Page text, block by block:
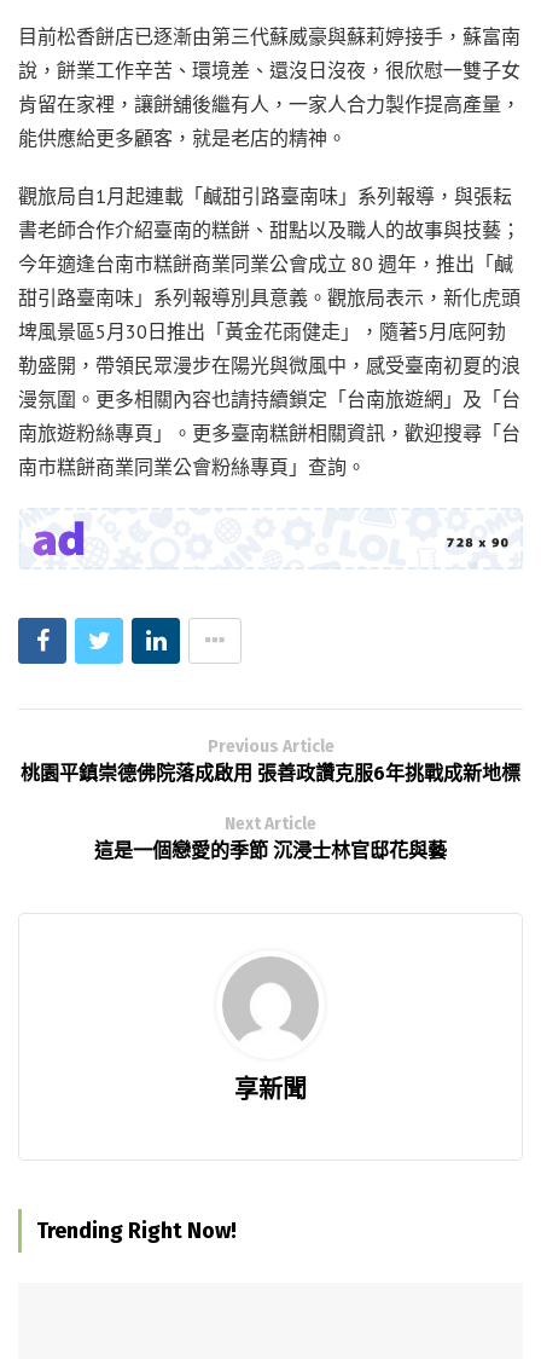
目前松香餅店已逐漸由第三代蘇威豪與蘇莉婷接手，蘇富南
說，餅業工作辛苦、環境差、還沒日沒夜，很欣慰一雙子女
肯留在家裡，讓餅舖後繼有人，一家人合力製作提高產量，
能供應給更多顧客，就是老店的精神。
觀旅局自1月起連載「鹹甜引路臺南味」系列報導，與張耘
書老師合作介紹臺南的糕餅、甜點以及職人的故事與技藝；
今年適逢台南市糕餅商業同業公會成立 80 週年，推出「鹹
甜引路臺南味」系列報導別具意義。觀旅局表示，新化虎頭
埤風景區5月30日推出「黃金花雨健走」，隨著5月底阿勃
勒盛開，帶領民眾漫步在陽光與微風中，感受臺南初夏的浪
漫氛圍。更多相關內容也請持續鎖定「台南旅遊網」及「台
南旅遊粉絲專頁」。更多臺南糕餅相關資訊，歡迎搜尋「台
南市糕餅商業同業公會粉絲專頁」查詢。
Previous Article
桃園平鎮崇德佛院落成啟用 張善政讚克服6年挑戰成新地標
Next Article
這是一個戀愛的季節 沉浸士林官邸花與藝
享新聞
Trending Right Now!